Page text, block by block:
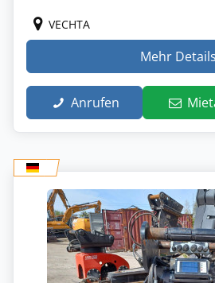
VECHTA
Mehr Details
Anrufen